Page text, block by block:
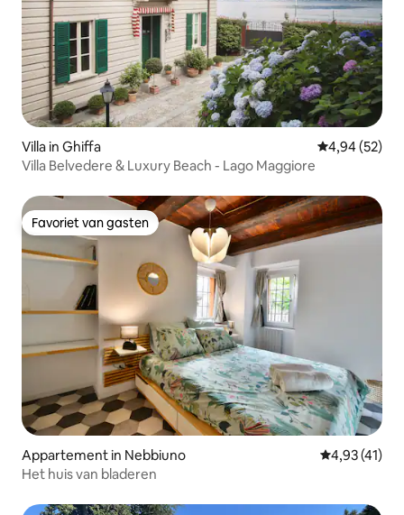
Villa in Ghiffa Gemiddelde
4,94 (52)
Villa Belvedere & Luxury Beach - Lago Maggiore
Favoriet van gasten
Favoriet van gasten
Appartement in Nebbiuno Gemiddelde
4,93 (41)
Het huis van bladeren